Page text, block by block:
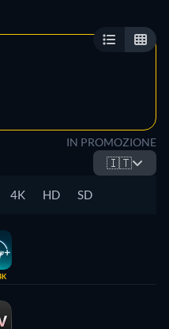
IN PROMOZIONE
🇮🇹
4K HD SD